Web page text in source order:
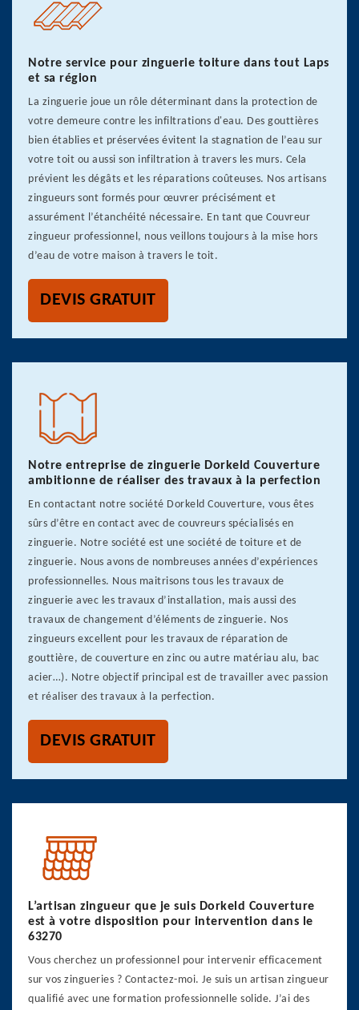
Notre service pour zinguerie toiture dans tout Laps
et sa région
La zinguerie joue un rôle déterminant dans la protection de
votre demeure contre les infiltrations d'eau. Des gouttières
bien établies et préservées évitent la stagnation de l’eau sur
votre toit ou aussi son infiltration à travers les murs. Cela
prévient les dégâts et les réparations coûteuses. Nos artisans
zingueurs sont formés pour œuvrer précisément et
assurément l’étanchéité nécessaire. En tant que Couvreur
zingueur professionnel, nous veillons toujours à la mise hors
d’eau de votre maison à travers le toit.
DEVIS GRATUIT
Notre entreprise de zinguerie Dorkeld Couverture
ambitionne de réaliser des travaux à la perfection
En contactant notre société Dorkeld Couverture, vous êtes
sûrs d’être en contact avec de couvreurs spécialisés en
zinguerie. Notre société est une société de toiture et de
zinguerie. Nous avons de nombreuses années d’expériences
professionnelles. Nous maitrisons tous les travaux de
zinguerie avec les travaux d’installation, mais aussi des
travaux de changement d’éléments de zinguerie. Nos
zingueurs excellent pour les travaux de réparation de
gouttière, de couverture en zinc ou autre matériau alu, bac
acier…). Notre objectif principal est de travailler avec passion
et réaliser des travaux à la perfection.
DEVIS GRATUIT
L’artisan zingueur que je suis Dorkeld Couverture
est à votre disposition pour intervention dans le
63270
Vous cherchez un professionnel pour intervenir efficacement
sur vos zingueries ? Contactez-moi. Je suis un artisan zingueur
qualifié avec une formation professionnelle solide. J’ai des